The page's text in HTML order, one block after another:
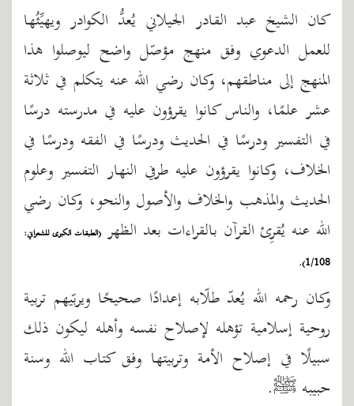
كان الشيخ عبد القادر الجيلاني يُعدُّ الكوادر ويهيِّئُها
للعمل الدعوي وفق منهج مؤصّل واضح ليوصلوا هذا
المنهج إلى مناطقهم، وكان رضي الله عنه يتكلم في ثلاثة
عشر علمًا، والناس كانوا يقرؤون عليه في مدرسته درسًا
في التفسير ودرسًا في الحديث ودرسًا في الفقه ودرسًا في
الخلاف، وكانوا يقرؤون عليه طرفي النهار التفسير وعلوم
الحديث والمذهب والخلاف والأصول والنحو، وكان رضي
الله عنه يُقرِئ القرآن بالقراءات بعد الظهر(الطبقات الكبرى للشعراني:
1/108).
وكان رحمه الله يُعدّ طلّابه إعدادًا صحيحًا ويربّيهم تربية
روحية إسلامية تؤهله لإصلاح نفسه وأهله ليكون ذلك
سبيلًا في إصلاح الأمة وتربيتها وفق كتاب الله وسنة
حبيبه ﷺ.